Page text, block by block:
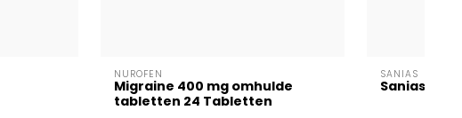
NUROFEN
Migraine 400 mg omhulde
tabletten 24 Tabletten
SANIAS
Sanias